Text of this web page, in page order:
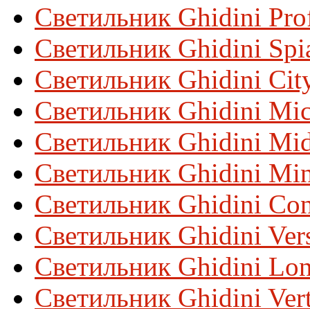
Светильник Ghidini
Светильник Ghidini
Светильник Ghidini
Светильник Ghidini
Светильник Ghidini
Светильник Ghidini
Светильник Ghidini
Светильник Ghidini
Светильник Ghidini
Светильник Ghidini